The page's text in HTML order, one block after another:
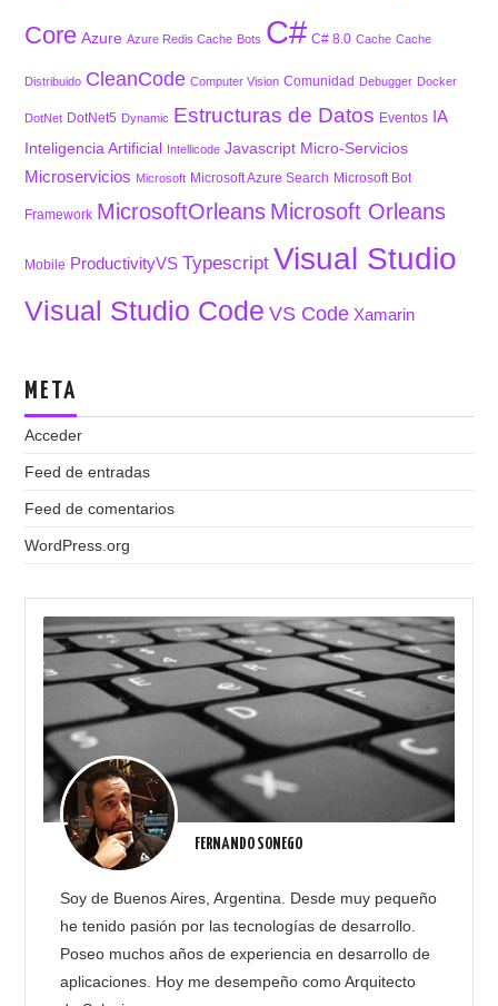
Core Azure Azure Redis Cache Bots C# C# 8.0 Cache Cache
Distribuido CleanCode Computer Vision Comunidad Debugger Docker
DotNet DotNet5 Dynamic Estructuras de Datos Eventos IA
Inteligencia Artificial Intellicode Javascript Micro-Servicios
Microservicios Microsoft Microsoft Azure Search Microsoft Bot
Framework MicrosoftOrleans Microsoft Orleans
Mobile ProductivityVS Typescript Visual Studio
Visual Studio Code VS Code Xamarin
META
Acceder
Feed de entradas
Feed de comentarios
WordPress.org
FERNANDO SONEGO
Soy de Buenos Aires, Argentina. Desde muy pequeño
he tenido pasión por las tecnologías de desarrollo.
Poseo muchos años de experiencia en desarrollo de
aplicaciones. Hoy me desempeño como Arquitecto